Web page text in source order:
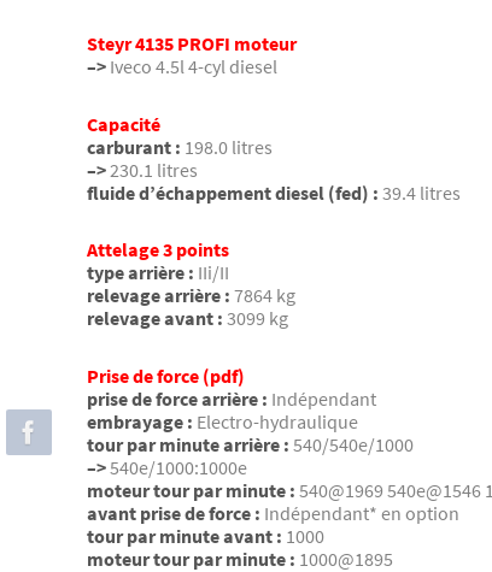
Steyr 4135 PROFI moteur
–> Iveco 4.5l 4-cyl diesel
Capacité
carburant : 198.0 litres
–> 230.1 litres
fluide d’échappement diesel (fed) : 39.4 litres
Attelage 3 points
type arrière : IIi/II
relevage arrière : 7864 kg
relevage avant : 3099 kg
Prise de force (pdf)
prise de force arrière : Indépendant
embrayage : Electro-hydraulique
tour par minute arrière : 540/540e/1000
–>540e/1000:1000e
moteur tour par minute : 540@1969 540e@1546
avant prise de force : Indépendant* en option
tour par minute avant : 1000
moteur tour par minute : 1000@1895